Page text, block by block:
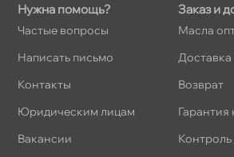
Нужна помощь?
Частые вопросы
Написать письмо
Контакты
Юридическим лицам
акансии
Заказ и
Масла
Доставка
озврат
Гарантия
Контроль